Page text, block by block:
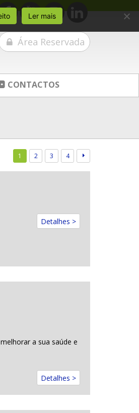
Área Reservada
CONTACTOS
1 2 3 4
Detalhes >
a sua saúde e
Detalhes >
Ler mais